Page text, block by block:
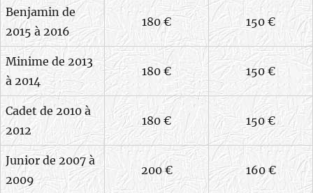
Benjamin de
2015 à 2016
180 € 150 €
Minime de 2013
à 2014
180 € 150 €
Cadet de 2010 à
2012
180 € 150 €
Junior de 2007 à
2009
200 € 160 €